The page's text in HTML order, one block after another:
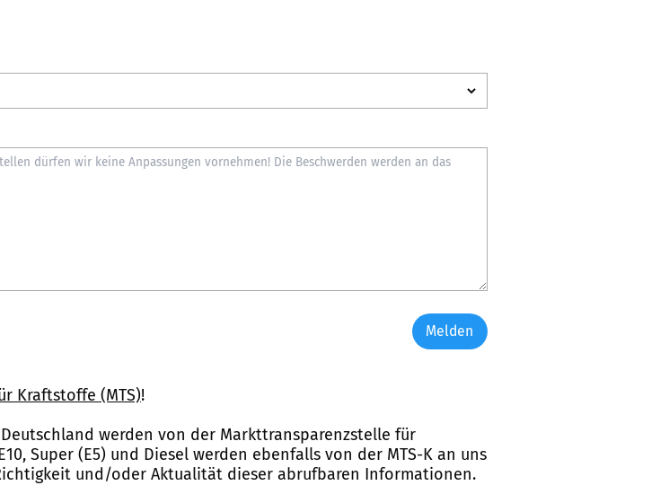
Melden
Kraftstoffe (MTS)!
werden von der Markttransparenzstelle für
Super (E5) und Diesel werden ebenfalls von der MTS-K an uns
und/oder Aktualität dieser abrufbaren Informationen.